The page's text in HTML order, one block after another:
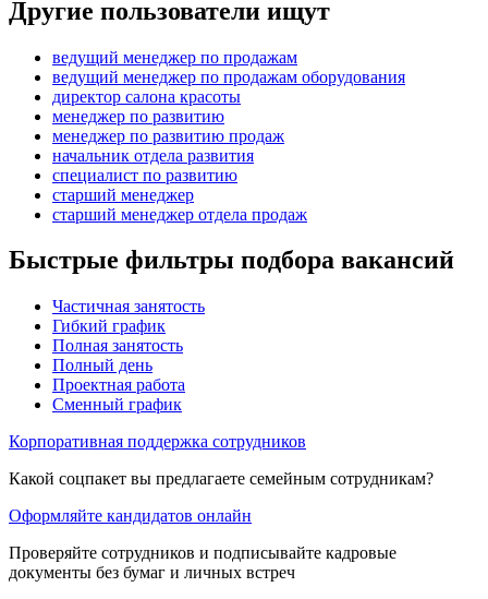
Другие пользователи ищут
ведущий менеджер по продажам
ведущий менеджер по продажам оборудования
директор салона красоты
менеджер по развитию
менеджер по развитию продаж
начальник отдела развития
специалист по развитию
старший менеджер
старший менеджер отдела продаж
Быстрые фильтры подбора вакансий
Частичная занятость
Гибкий график
Полная занятость
Полный день
Проектная работа
Сменный график
Корпоративная поддержка сотрудников
Какой соцпакет вы предлагаете семейным сотрудникам?
Оформляйте кандидатов онлайн
Проверяйте сотрудников и подписывайте кадровые
документы без бумаг и личных встреч